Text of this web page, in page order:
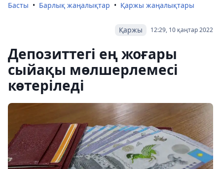
Басты Барлық жаңалықтар Қаржы жаңалықтары
12:29, 10 қаңтар 2022
Қаржы
Депозиттегі ең жоғары
сыйақы мөлшерлемесі
көтеріледі